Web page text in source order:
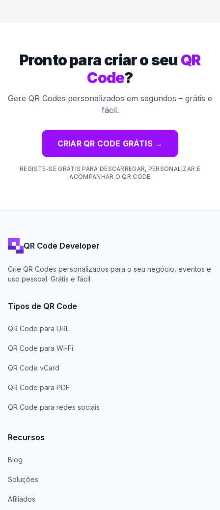
Pronto para criar o seu QR
Code?
Gere QR Codes personalizados em segundos – grátis e
fácil.
CRIAR QR CODE GRÁTIS →
REGISTE-SE GRÁTIS PARA DESCARREGAR, PERSONALIZAR E
ACOMPANHAR O QR CODE
QR Code Developer
Crie QR Codes personalizados para o seu negócio, eventos e
uso pessoal. Grátis e fácil.
Tipos de QR Code
QR Code para URL
QR Code para Wi-Fi
QR Code vCard
QR Code para PDF
QR Code para redes sociais
Recursos
Blog
Soluções
Afiliados